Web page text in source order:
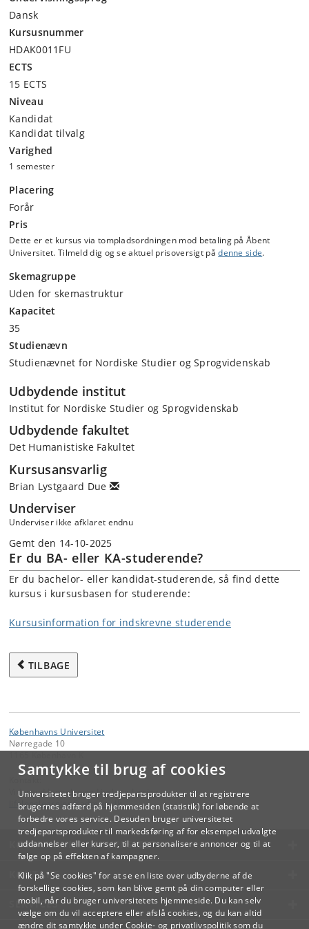
Samtykke til brug af cookies
Universitetet bruger tredjepartsprodukter til at registrere
brugernes adfærd på hjemmesiden (statistik) for løbende at
forbedre vores service. Desuden bruger universitetet
tredjepartsprodukter til markedsføring af for eksempel udvalgte
uddannelser eller kurser, til at personalisere annoncer og til at
følge op på effekten af kampagner.
Klik på "Se cookies" for at se en liste over udbyderne af de
forskellige cookies, som kan blive gemt på din computer eller
mobil, når du bruger universitetets hjemmeside. Du kan selv
vælge om du vil acceptere eller afslå cookies, og du kan altid
ændre dit samtykke under Cookie- og privatlivspolitiksom du
Dansk
Kursusnummer
HDAK0011FU
ECTS
15 ECTS
Niveau
Kandidat
Kandidat tilvalg
Varighed
1 semester
Placering
Forår
Pris
Dette er et kursus via tompladsordningen mod betaling på Åbent
Universitet. Tilmeld dig og se aktuel prisoversigt pådenne side.
Skemagruppe
Uden for skemastruktur
Kapacitet
35
Studienævn
Studienævnet for Nordiske Studier og Sprogvidenskab
Udbydende institut
Institut for Nordiske Studier og Sprogvidenskab
Udbydende fakultet
Det Humanistiske Fakultet
Kursusansvarlig
Brian Lystgaard Due
Underviser
Underviser ikke afklaret endnu
Gemt den 14-10-2025
Er du BA- eller KA-studerende?
Er du bachelor- eller kandidat-studerende, så find dette
kursus i kursusbasen for studerende:
Kursusinformation for indskrevne studerende
TILBAGE
Københavns Universitet
Nørregade 10
Videreuddannelse og Livslang Læring
lifelonglearning@adm.ku.dk
KØBENHAVNS UNIVERSITET
KONTAKT
SERVICES